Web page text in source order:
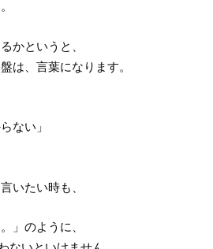
かというと、
は、言葉になります。
ない」
いたい時も、
」のように、